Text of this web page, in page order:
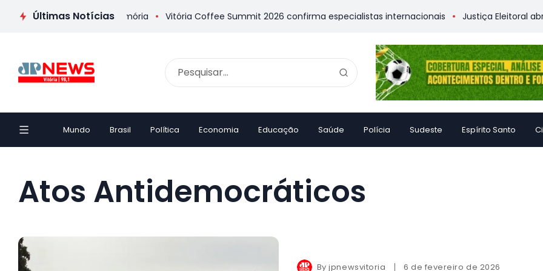
Últimas Notícias
inaugura Casa da Memória Vitória Coffee Summit 2026 confirma especialistas internacionais Justiça Eleitoral abre
Mundo Brasil Política Economia Educação Saúde Polícia Sudeste Espírito Santo
Atos Antidemocráticos
Byjpnewsvitoria 6 de fevereiro de 2026